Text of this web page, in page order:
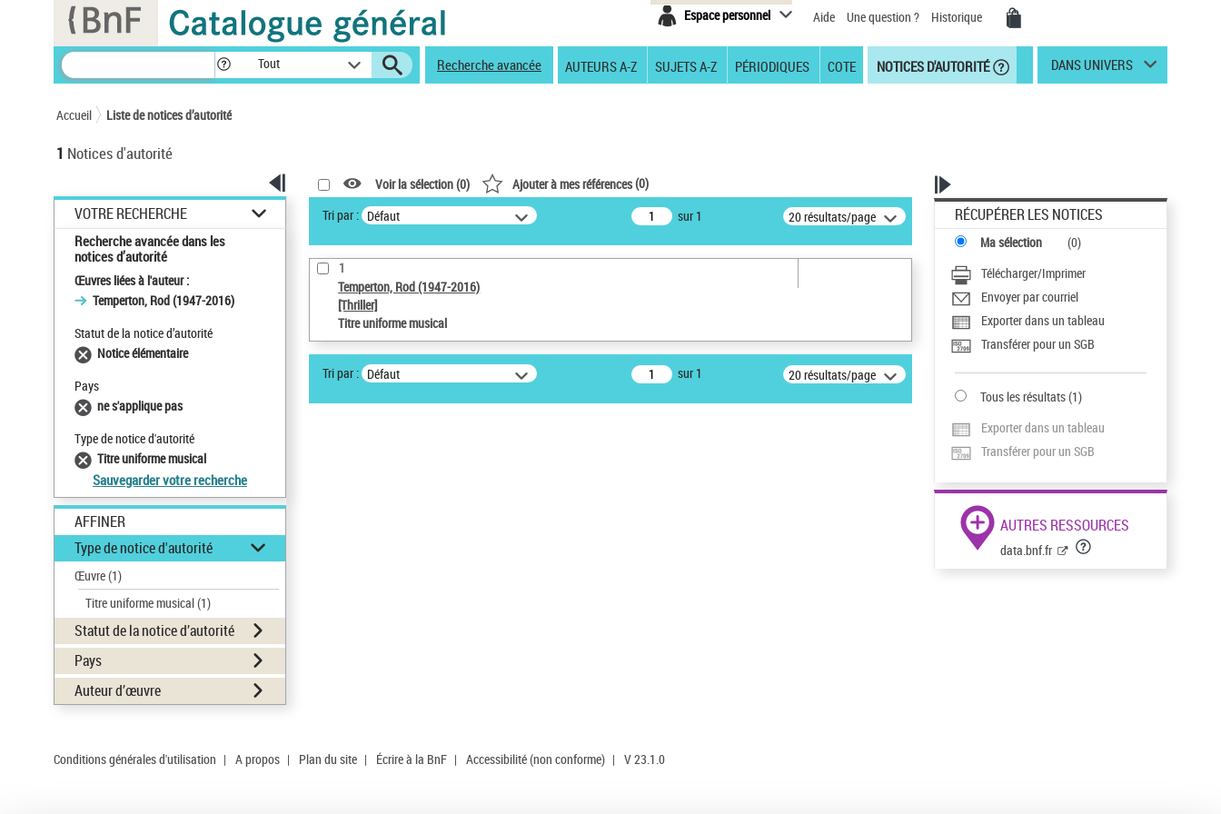
Espace personnel Aide Une question ? Historique
Tout Recherche avancée AUTEURS A-Z SUJETS A-Z PÉRIODIQUES COTE NOTICES D'AUTORITÉ DANS UNIVERS
Accueil Liste de notices d’autorité
1 Notices d'autorité
VOTRE RECHERCHE
Recherche avancée dans les
notices d’autorité
Œuvres liées à l'auteur :
Temperton, Rod (1947-2016)
Statut de la notice d’autorité
Notice élémentaire
Pays
ne s'applique pas
Type de notice d'autorité
Titre uniforme musical
Sauvegarder votre recherche
AFFINER
Type de notice d'autorité
Œuvre(1)
Titre uniforme musical(1)
Statut de la notice d’autorité
Pays
Auteur d’œuvre
Voir la sélection (0) Ajouter à mes références(0)
Tri par : Défaut sur 1 20 résultats/page
1
Temperton, Rod (1947-2016)
[Thriller]
Titre uniforme musical
Tri par : Défaut sur 1 20 résultats/page
RÉCUPÉRER LES NOTICES
Ma sélection (0)
Télécharger/Imprimer
Envoyer par courriel
Exporter dans un tableau
Transférer pour un SGB
Tous les résultats(1)
Exporter dans un tableau
Transférer pour un SGB
AUTRES RESSOURCES
data.bnf.fr
Conditions générales d'utilisation | A propos | Plan du site | Écrire à la BnF | Accessibilité (non conforme) | V 23.1.0
Panneau de gestion des cookies